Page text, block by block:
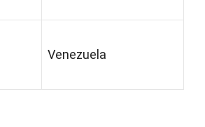
Venezuela